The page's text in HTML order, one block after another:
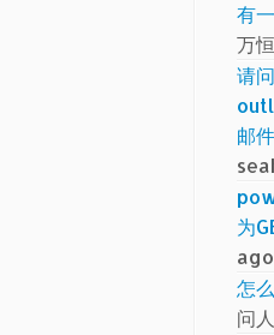
有
万
请
邮
为
怎
问